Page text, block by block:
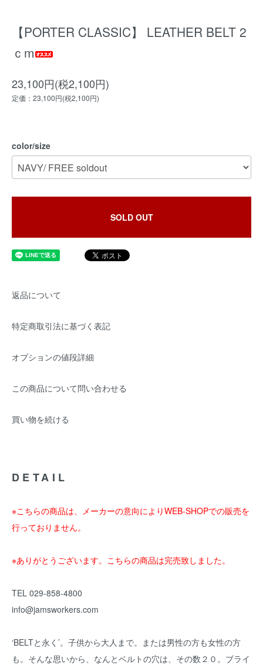
【PORTER CLASSIC】 LEATHER BELT 2
ｃm
23,100円(税2,100円)
定価：23,100円(税2,100円)
color/size
SOLD OUT
返品について
特定商取引法に基づく表記
オプションの値段詳細
この商品について問い合わせる
買い物を続ける
DETAIL
※こちらの商品は、メーカーの意向によりWEB-SHOPでの販売を
行っておりません。
※ありがとうございます。こちらの商品は完売致しました。
TEL 029-858-4800
info@jamsworkers.com
‘BELTと永く’。子供から大人まで。または男性の方も女性の方
も。そんな思いから、なんとベルトの穴は、その数２０。ブライ